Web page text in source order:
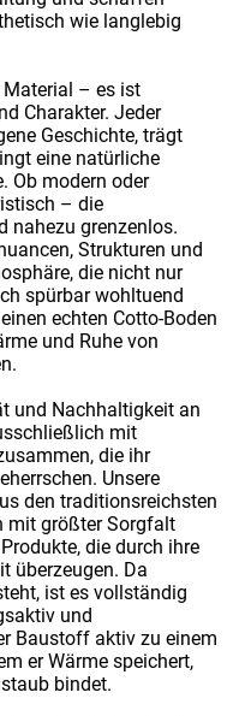
wie langlebig
– es ist
Charakter. Jeder
Geschichte, trägt
eine natürliche
Ob modern oder
– die
nahezu grenzenlos.
Strukturen und
die nicht nur
spürbar wohltuend
echten Cotto-Boden
und Ruhe von
und Nachhaltigkeit an
mit
die ihr
Unsere
den traditionsreichsten
mit größter Sorgfalt
die durch ihre
überzeugen. Da
ist es vollständig
und
Baustoff aktiv zu einem
er Wärme speichert,
bindet.